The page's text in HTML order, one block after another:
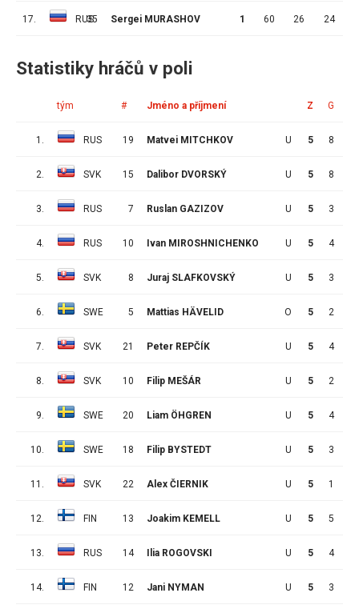
17. RUS
35 Sergei MURASHOV 1 60 26 24
Statistiky hráčů v poli
tým # Jméno a příjmení Z G
1. RUS 19 Matvei MITCHKOV U 5 8
2. SVK 15 Dalibor DVORSKÝ U 5 8
3. RUS 7 Ruslan GAZIZOV U 5 3
4. RUS 10 Ivan MIROSHNICHENKO U 5 4
5. SVK 8 Juraj SLAFKOVSKÝ U 5 3
6. SWE 5 Mattias HÄVELID O 5 2
7. SVK 21 Peter REPČÍK U 5 4
8. SVK 10 Filip MEŠÁR U 5 2
9. SWE 20 Liam ÖHGREN U 5 4
10. SWE 18 Filip BYSTEDT U 5 3
11. SVK 22 Alex ČIERNIK U 5 1
12. FIN 13 Joakim KEMELL U 5 5
13. RUS 14 Ilia ROGOVSKI U 5 4
14. FIN 12 Jani NYMAN U 5 3